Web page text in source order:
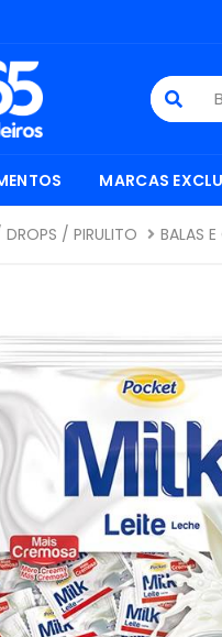
MARCAS
DROPS / PIRULITO BALAS